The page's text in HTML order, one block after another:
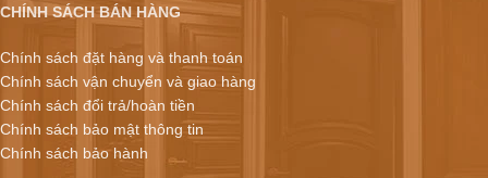
CHÍNH SÁCH BÁN HÀNG
Chính sách đặt hàng và thanh toán
Chính sách vận chuyển và giao hàng
Chính sách đổi trả/hoàn tiền
Chính sách bảo mật thông tin
Chính sách bảo hành